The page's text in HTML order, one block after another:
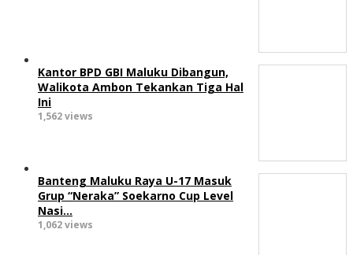
Kantor BPD GBI Maluku Dibangun,
Walikota Ambon Tekankan Tiga Hal
Ini
1,562 views
Banteng Maluku Raya U-17 Masuk
Grup “Neraka” Soekarno Cup Level
Nasi…
1,062 views